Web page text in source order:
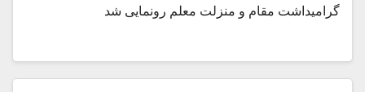
گرامیداشت مقام و منزلت معلم رونمایی شد